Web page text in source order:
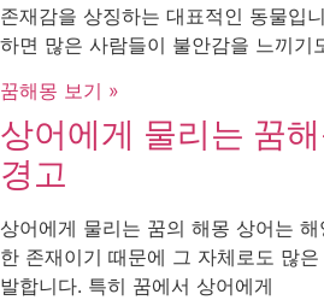
존재감을 상징하는 대표적인 동물입
하면 많은 사람들이 불안감을 느끼기
꿈해몽 보기 »
상어에게 물리는 꿈
경고
상어에게 물리는 꿈의 해몽 상어는
한 존재이기 때문에 그 자체로도 많
발합니다. 특히 꿈에서 상어에게